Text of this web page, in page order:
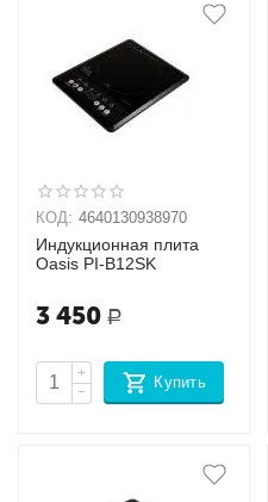
КОД: 4640130938970
Индукционная плита
Oasis РI-B12SK
3 450 Р
+
−
Купить